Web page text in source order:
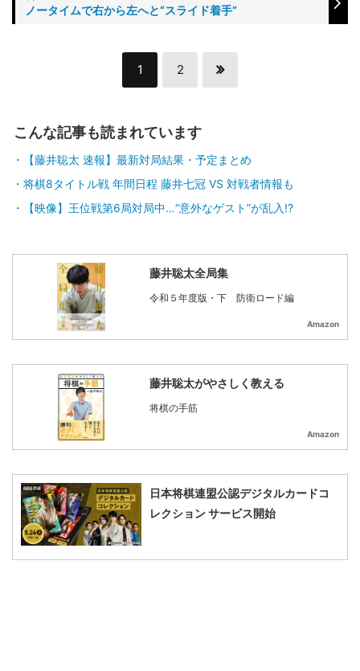
ノータイムで右から左へと“スライド着手”
1 2
こんな記事も読まれています
【藤井聡太 速報】最新対局結果・予定まとめ
将棋8タイトル戦 年間日程 藤井七冠 VS 対戦者情報も
【映像】王位戦第6局対局中…“意外なゲスト”が乱入!?
藤井聡太全局集
令和５年度版・下 防衛ロード編
Amazon
藤井聡太がやさしく教える
将棋の手筋
Amazon
日本将棋連盟公認デジタルカードコ
レクション サービス開始